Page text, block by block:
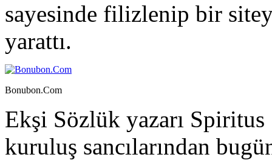
sayesinde filizlenip bir
yarattı.
Bonubon.Com
Ekşi Sözlük yazarı
kuruluş sancılarından